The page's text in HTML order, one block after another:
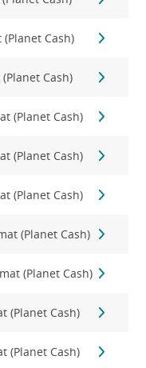
(Planet Cash)
Cash)
(Planet Cash)
(Planet Cash)
(Planet Cash)
(Planet Cash)
(Planet Cash)
(Planet Cash)
(Planet Cash)